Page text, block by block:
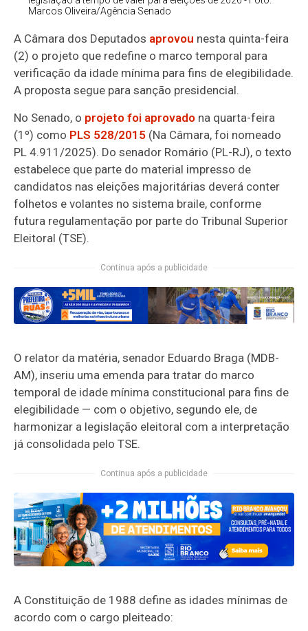
Marcos Oliveira/Agência Senado
A Câmara dos Deputados aprovou nesta quinta-feira
(2) o projeto que redefine o marco temporal para
verificação da idade mínima para fins de elegibilidade.
A proposta segue para sanção presidencial.
No Senado, o projeto foi aprovado na quarta-feira
(1º) como PLS 528/2015 (Na Câmara, foi nomeado
PL 4.911/2025). Do senador Romário (PL-RJ), o texto
estabelece que parte do material impresso de
candidatos nas eleições majoritárias deverá conter
folhetos e volantes no sistema braile, conforme
futura regulamentação por parte do Tribunal Superior
Eleitoral (TSE).
Continua após a publicidade
O relator da matéria, senador Eduardo Braga (MDB-
AM), inseriu uma emenda para tratar do marco
temporal de idade mínima constitucional para fins de
elegibilidade — com o objetivo, segundo ele, de
harmonizar a legislação eleitoral com a interpretação
já consolidada pelo TSE.
Continua após a publicidade
A Constituição de 1988 define as idades mínimas de
acordo com o cargo pleiteado: